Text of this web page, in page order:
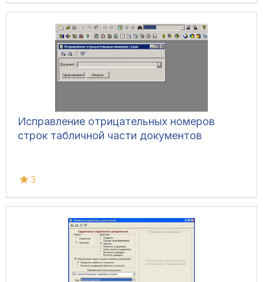
Исправление отрицательных номеров
строк табличной части документов
3